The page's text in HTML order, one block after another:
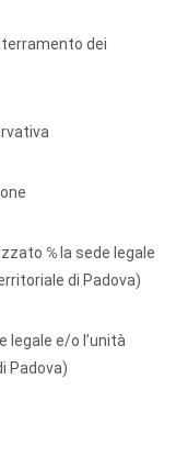
dei
℅ la sede legale
di Padova)
e/o l’unità
Padova)